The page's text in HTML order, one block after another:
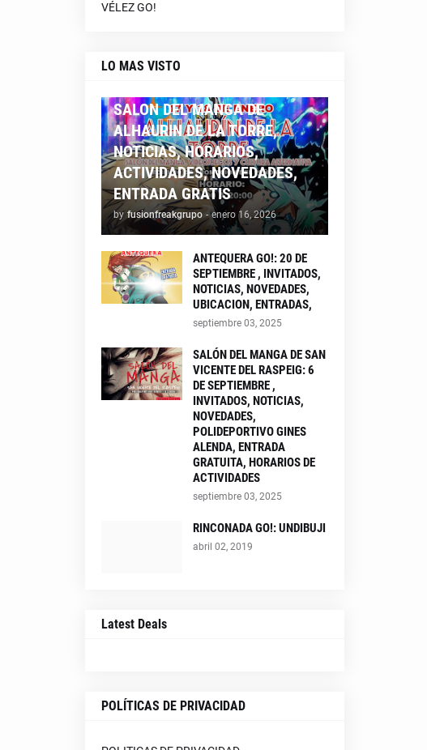
VÉLEZ GO!
LO MAS VISTO
SALON DEL MANGA DE
ALHAURIN DE LA TORRE,
NOTICIAS, HORARIOS,
ACTIVIDADES, NOVEDADES,
ENTRADA GRATIS
by fusionfreakgrupo - enero 16, 2026
ANTEQUERA GO!: 20 DE
SEPTIEMBRE , INVITADOS,
NOTICIAS, NOVEDADES,
UBICACION, ENTRADAS,
septiembre 03, 2025
SALÓN DEL MANGA DE SAN
VICENTE DEL RASPEIG: 6
DE SEPTIEMBRE ,
INVITADOS, NOTICIAS,
NOVEDADES,
POLIDEPORTIVO GINES
ALENDA, ENTRADA
GRATUITA, HORARIOS DE
ACTIVIDADES
septiembre 03, 2025
RINCONADA GO!: UNDIBUJI
abril 02, 2019
Latest Deals
POLÍTICAS DE PRIVACIDAD